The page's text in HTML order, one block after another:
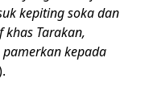
kepiting soka dan
Tarakan,
kepada